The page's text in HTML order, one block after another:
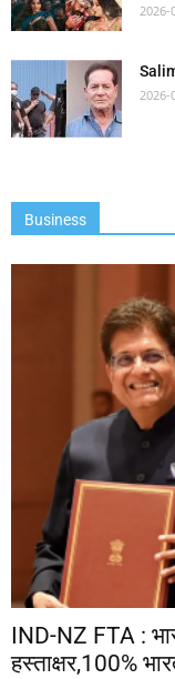
2026-
2026-
Business
IND-NZ FTA :
हस्ताक्षर,100%